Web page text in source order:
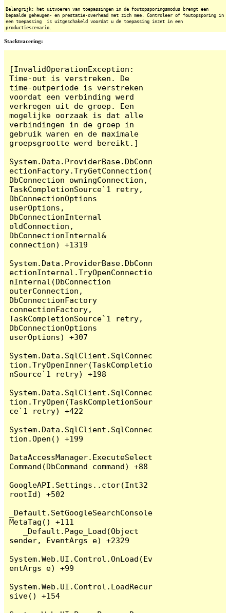
Belangrijk: het uitvoeren van toepassingen in de foutopsporingsmodus brengt een
bepaalde geheugen- en prestatie-overhead met zich mee. Controleer of foutopsporing in
een toepassing is uitgeschakeld voordat u de toepassing inzet in een
productiescenario.
Stacktracering:
[InvalidOperationException:
Time-out is verstreken. De
time-outperiode is verstreken
voordat een verbinding werd
verkregen uit de groep. Een
mogelijke oorzaak is dat alle
verbindingen in de groep in
gebruik waren en de maximale
groepsgrootte werd bereikt.]
System.Data.ProviderBase.DbConn
ectionFactory.TryGetConnection(
DbConnection owningConnection,
TaskCompletionSource`1 retry,
DbConnectionOptions
userOptions,
DbConnectionInternal
oldConnection,
DbConnectionInternal&
connection) +1319
System.Data.ProviderBase.DbConn
ectionInternal.TryOpenConnectio
nInternal(DbConnection
outerConnection,
DbConnectionFactory
connectionFactory,
TaskCompletionSource`1 retry,
DbConnectionOptions
userOptions) +307
System.Data.SqlClient.SqlConnec
tion.TryOpenInner(TaskCompletio
nSource`1 retry) +198
System.Data.SqlClient.SqlConnec
tion.TryOpen(TaskCompletionSour
ce`1 retry) +422
System.Data.SqlClient.SqlConnec
tion.Open() +199
DataAccessManager.ExecuteSelect
Command(DbCommand command) +88
GoogleAPI.Settings..ctor(Int32
rootId) +502
_Default.SetGoogleSearchConsole
MetaTag() +111
sender, EventArgs e) +2329
System.Web.UI.Control.OnLoad(Ev
entArgs e) +99
System.Web.UI.Control.LoadRecur
sive() +154